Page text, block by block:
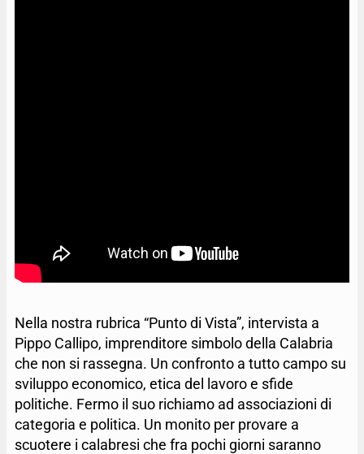
Nella nostra rubrica “Punto di Vista”, intervista a
Pippo Callipo, imprenditore simbolo della Calabria
che non si rassegna. Un confronto a tutto campo su
sviluppo economico, etica del lavoro e sfide
politiche. Fermo il suo richiamo ad associazioni di
categoria e politica. Un monito per provare a
scuotere i calabresi che fra pochi giorni saranno